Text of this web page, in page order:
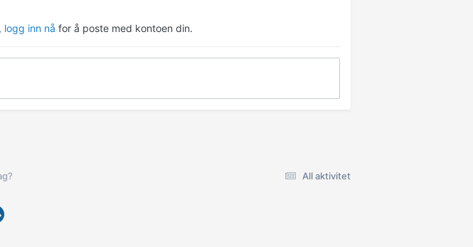
logg inn nå for å poste med kontoen din.
All aktivitet